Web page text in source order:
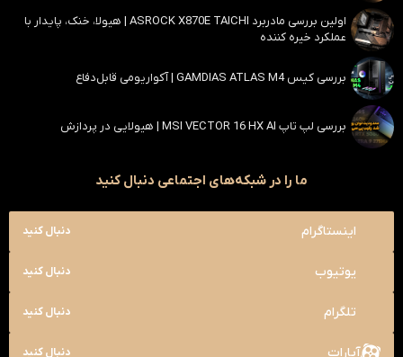
اولین بررسی مادربرد ASROCK X870E TAICHI | هیولا، خنک، پایدار با
عملکرد خیره کننده
بررسی کیس GAMDIAS ATLAS M4 | آکواریومی قابل‌دفاع
بررسی لپ تاپ MSI VECTOR 16 HX AI | هیولایی در پردازش
ما را در شبکه‌های اجتماعی دنبال کنید
اینستاگرام دنبال کنید
یوتیوب دنبال کنید
تلگرام دنبال کنید
آپارات دنبال کنید